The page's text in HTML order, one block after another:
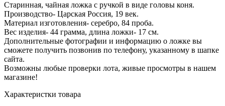
Старинная, чайная ложка с ручкой в виде головы коня.
Производство- Царская Россия, 19 век.
Материал изготовления- серебро, 84 проба.
Вес изделия- 44 грамма, длина ложки- 17 см.
Дополнительные фотографии и информацию о ложке вы
сможете получить позвонив по телефону, указанному в шапке
сайта.
Возможны любые проверки лота, живые просмотры в нашем
магазине!
Характеристки товара